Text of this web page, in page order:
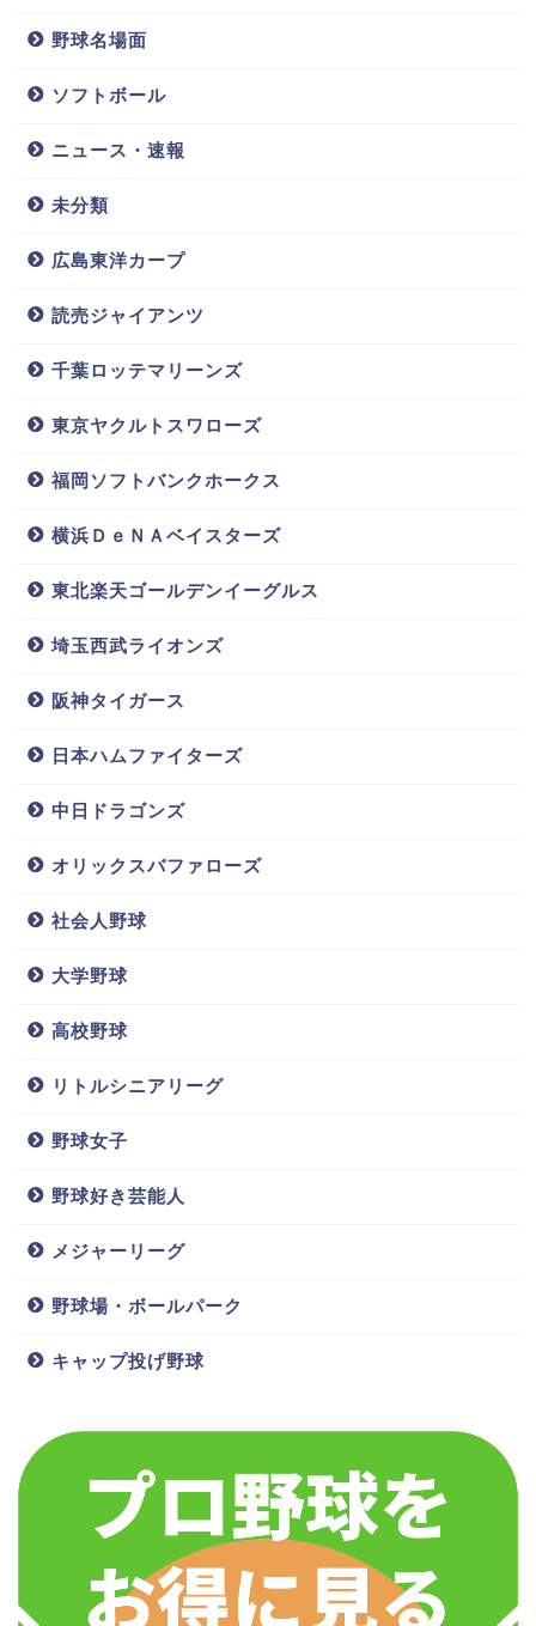
野球名場面
ソフトボール
ニュース・速報
未分類
広島東洋カープ
読売ジャイアンツ
千葉ロッテマリーンズ
東京ヤクルトスワローズ
福岡ソフトバンクホークス
横浜ＤｅＮＡベイスターズ
東北楽天ゴールデンイーグルス
埼玉西武ライオンズ
阪神タイガース
日本ハムファイターズ
中日ドラゴンズ
オリックスバファローズ
社会人野球
大学野球
高校野球
リトルシニアリーグ
野球女子
野球好き芸能人
メジャーリーグ
野球場・ボールパーク
キャップ投げ野球